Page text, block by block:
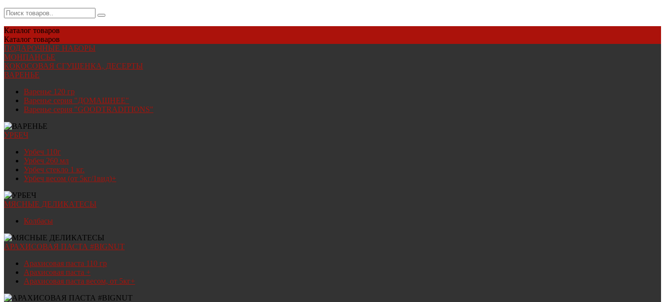
Каталог товаров
Каталог товаров
ПОДАРОЧНЫЕ НАБОРЫ
МОНПАНСЬЕ
КОКОСОВАЯ СГУЩЕНКА, ДЕСЕРТЫ
ВАРЕНЬЕ
Варенье 120 гр
Варенье серия "ДОМАШНЕЕ"
Варенье серия "GOODTRADITIONS"
УРБЕЧ
Урбеч 110г
Урбеч 260 мл
Урбеч стекло 1 кг.
Урбеч весом (от 5кг/1вид)+
МЯСНЫЕ ДЕЛИКАТЕСЫ
Колбасы
АРАХИСОВАЯ ПАСТА #BIGNUT
Арахисовая паста 110 гр
Арахисовая паста +
Арахисовая паста весом, от 5кг+